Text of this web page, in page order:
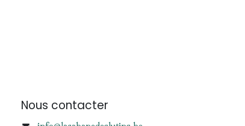
Nous contacter